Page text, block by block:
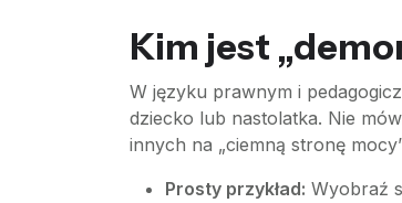
Kim jest
W języku prawnym i
dziecko lub nastolatka. Nie
innych na „ciemną stronę
Prosty przykład: Wyobraź